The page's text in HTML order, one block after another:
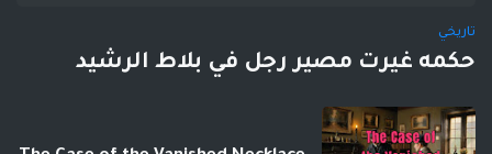
تاريخي
حكمه غيرت مصير رجل في بلاط الرشيد